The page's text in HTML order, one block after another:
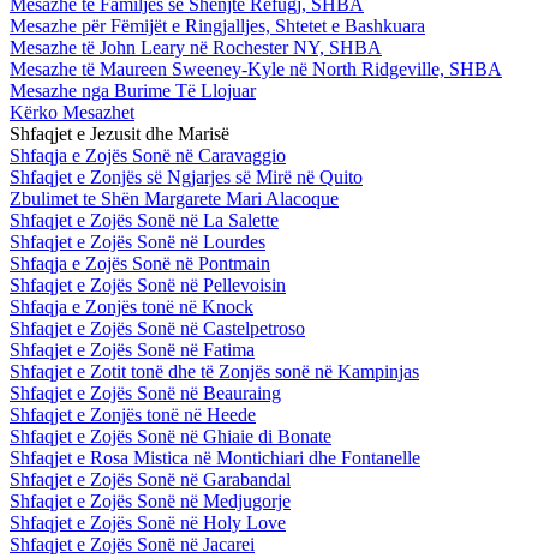
Mesazhe për Fëmijët e Ringjalljes, Shtetet e Bashkuara
Mesazhe të John Leary në Rochester NY, SHBA
Mesazhe të Maureen Sweeney-Kyle në North Ridgeville, SHBA
Mesazhe nga Burime Të Llojuar
Kërko Mesazhet
Shfaqjet e Jezusit dhe Marisë
Shfaqja e Zojës Sonë në Caravaggio
Shfaqjet e Zonjës së Ngjarjes së Mirë në Quito
Zbulimet te Shën Margarete Mari Alacoque
Shfaqjet e Zojës Sonë në La Salette
Shfaqjet e Zojës Sonë në Lourdes
Shfaqja e Zojës Sonë në Pontmain
Shfaqjet e Zojës Sonë në Pellevoisin
Shfaqja e Zonjës tonë në Knock
Shfaqjet e Zojës Sonë në Castelpetroso
Shfaqjet e Zojës Sonë në Fatima
Shfaqjet e Zotit tonë dhe të Zonjës sonë në Kampinjas
Shfaqjet e Zojës Sonë në Beauraing
Shfaqjet e Zonjës tonë në Heede
Shfaqjet e Zojës Sonë në Ghiaie di Bonate
Shfaqjet e Rosa Mistica në Montichiari dhe Fontanelle
Shfaqjet e Zojës Sonë në Garabandal
Shfaqjet e Zojës Sonë në Medjugorje
Shfaqjet e Zojës Sonë në Holy Love
Shfaqjet e Zojës Sonë në Jacarei